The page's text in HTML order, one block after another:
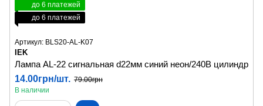
до 6 платежей
до 6 платежей
Артикул: BLS20-AL-K07
IEK
Лампа AL-22 сигнальная d22мм синий неон/240В цилиндр
14.00грн/шт. 79.00грн
В наличии